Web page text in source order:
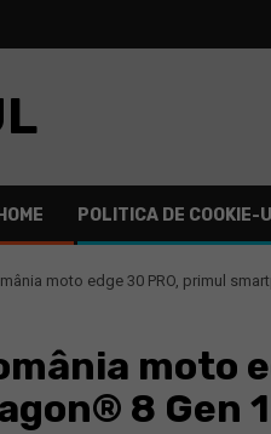
HOME POLITICA DE COOKIE-
moto edge 30 PRO, primul
moto
8 Gen 1